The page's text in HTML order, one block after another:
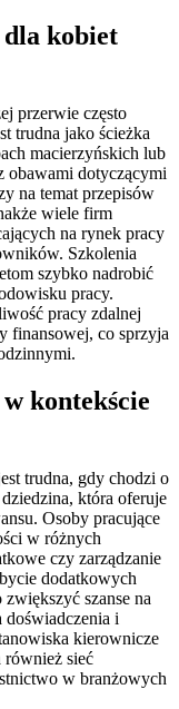
dla kobiet
przerwie często
trudna jako ścieżka
macierzyńskich lub
obawami dotyczącymi
na temat przepisów
wiele firm
na rynek pracy
Szkolenia
szybko nadrobić
pracy.
pracy zdalnej
finansowej, co sprzyja
kontekście
trudna, gdy chodzi o
która oferuje
Osoby pracujące
w różnych
czy zarządzanie
dodatkowych
szanse na
i
kierownicze
również sieć
w branżowych